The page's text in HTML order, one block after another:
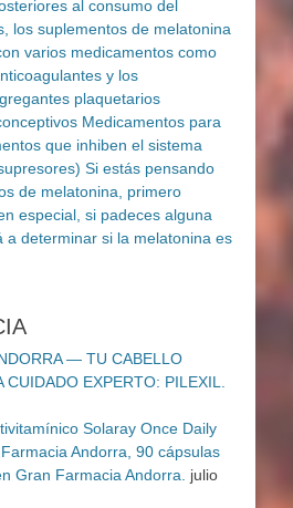
— TU CABELLO
EXPERTO: PILEXIL.
Solaray Once Daily
Andorra, 90 cápsulas
Gran Farmacia Andorra.
julio